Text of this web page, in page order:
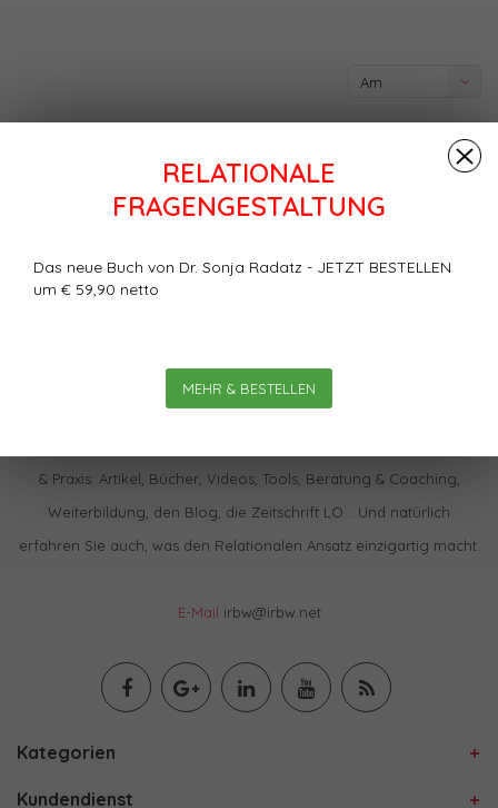
RELATIONALE
FRAGENGESTALTUNG
Das neue Buch von Dr. Sonja Radatz - JETZT BESTELLEN
um € 59,90 netto
MEHR & BESTELLEN
Am
& Praxis: Artikel, Bücher, Videos, Tools, Beratung & Coaching,
Weiterbildung, den Blog, die Zeitschrift LO… Und natürlich
erfahren Sie auch, was den Relationalen Ansatz einzigartig macht.
E-Mail irbw@irbw.net
Kategorien
Kundendienst